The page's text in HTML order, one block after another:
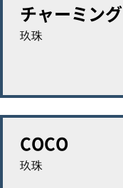
チャーミング
玖珠
COCO
玖珠